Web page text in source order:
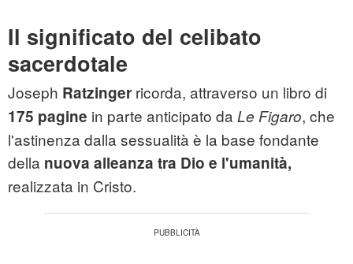
Il significato del celibato
sacerdotale
Joseph Ratzinger ricorda, attraverso un libro di
175 pagine in parte anticipato da Le Figaro, che
l'astinenza dalla sessualità è la base fondante
della nuova alleanza tra Dio e l'umanità,
realizzata in Cristo.